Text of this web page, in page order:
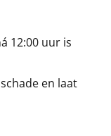
12:00 uur is
en laat